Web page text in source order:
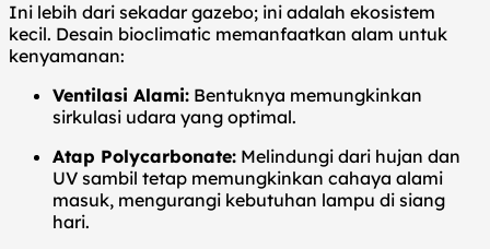
Ini lebih dari sekadar gazebo; ini adalah ekosistem
kecil. Desain bioclimatic memanfaatkan alam untuk
kenyamanan:
Ventilasi Alami: Bentuknya memungkinkan
sirkulasi udara yang optimal.
Atap Polycarbonate: Melindungi dari hujan dan
UV sambil tetap memungkinkan cahaya alami
masuk, mengurangi kebutuhan lampu di siang
hari.